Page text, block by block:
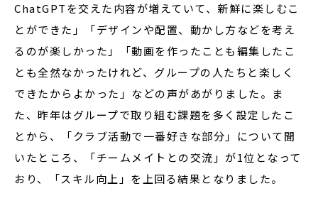
ChatGPTを交えた内容が増えていて、新鮮に楽しむこ
とができた」「デザインや配置、動かし方などを考え
るのが楽しかった」「動画を作ったことも編集したこ
とも全然なかったけれど、グループの人たちと楽しく
できたからよかった」などの声があがりました。ま
た、昨年はグループで取り組む課題を多く設定したこ
とから、「クラブ活動で一番好きな部分」について聞
いたところ、「チームメイトとの交流」が1位となって
おり、「スキル向上」を上回る結果となりました。